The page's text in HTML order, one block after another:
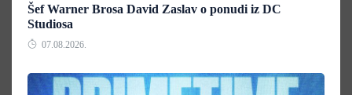
Šef Warner Brosa David Zaslav o ponudi iz DC
Studiosa
07.08.2026.